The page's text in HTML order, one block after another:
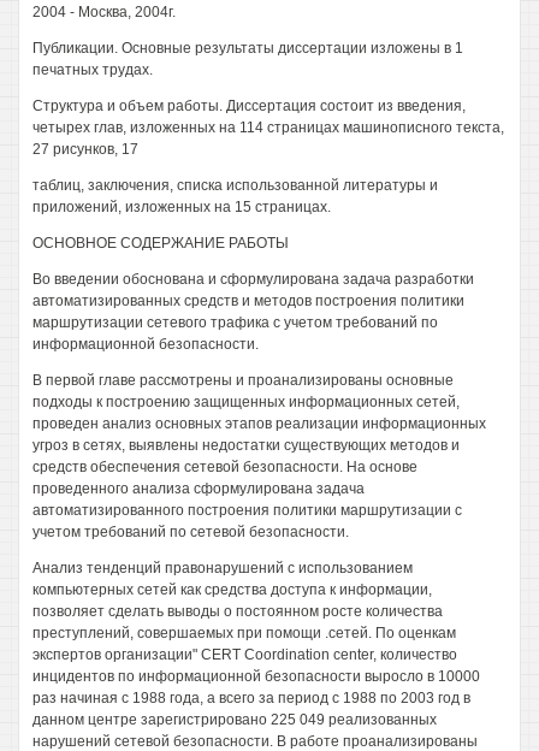
2004 - Москва, 2004г.
Публикации. Основные результаты диссертации изложены в 1
печатных трудах.
Структура и объем работы. Диссертация состоит из введения,
четырех глав, изложенных на 114 страницах машинописного текста,
27 рисунков, 17
таблиц, заключения, списка использованной литературы и
приложений, изложенных на 15 страницах.
ОСНОВНОЕ СОДЕРЖАНИЕ РАБОТЫ
Во введении обоснована и сформулирована задача разработки
автоматизированных средств и методов построения политики
маршрутизации сетевого трафика с учетом требований по
информационной безопасности.
В первой главе рассмотрены и проанализированы основные
подходы к построению защищенных информационных сетей,
проведен анализ основных этапов реализации информационных
угроз в сетях, выявлены недостатки существующих методов и
средств обеспечения сетевой безопасности. На основе
проведенного анализа сформулирована задача
автоматизированного построения политики маршрутизации с
учетом требований по сетевой безопасности.
Анализ тенденций правонарушений с использованием
компьютерных сетей как средства доступа к информации,
позволяет сделать выводы о постоянном росте количества
преступлений, совершаемых при помощи .сетей. По оценкам
экспертов организации" CERT Coordination center, количество
инцидентов по информационной безопасности выросло в 10000
раз начиная с 1988 года, а всего за период с 1988 по 2003 год в
данном центре зарегистрировано 225 049 реализованных
нарушений сетевой безопасности. В работе проанализированы